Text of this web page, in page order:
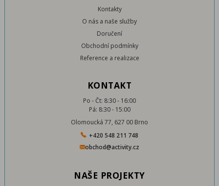
Kontakty
O nás a naše služby
Doručení
Obchodní podmínky
Reference a realizace
KONTAKT
Po - Čt: 8:30 - 16:00
Pá: 8:30 - 15:00
Olomoucká 77, 627 00 Brno
+420 548 211 748
obchod@activity.cz
NAŠE PROJEKTY